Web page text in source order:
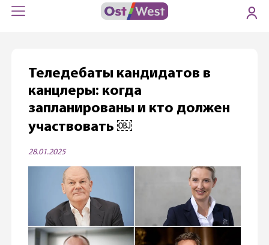
Теледебаты кандидатов в
канцлеры: когда
запланированы и кто должен
участвовать ￼
28.01.2025